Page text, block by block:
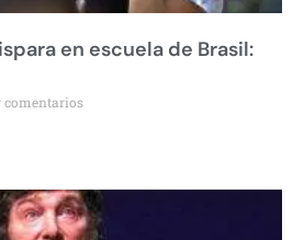
en escuela de Brasil:
comentarios